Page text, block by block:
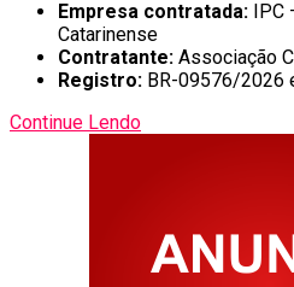
Empresa contratada: IPC
Catarinense
Contratante: Associação
Registro: BR-09576/2026
Continue Lendo